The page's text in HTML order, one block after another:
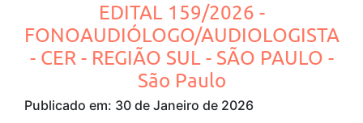
EDITAL 159/2026 -
FONOAUDIÓLOGO/AUDIOLOGISTA
- CER - REGIÃO SUL - SÃO PAULO -
São Paulo
Publicado em: 30 de Janeiro de 2026